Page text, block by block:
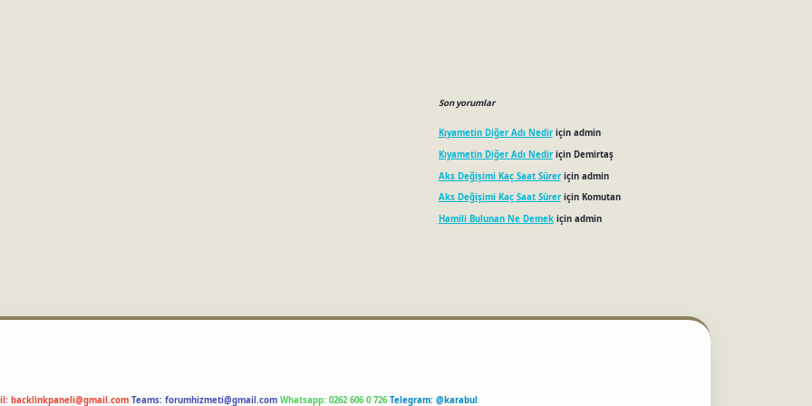
Son yorumlar
Kıyametin Diğer Adı Nediriçin admin
Kıyametin Diğer Adı Nediriçin Demirtaş
Aks Değişimi Kaç Saat Süreriçin admin
Aks Değişimi Kaç Saat Süreriçin Komutan
Hamili Bulunan Ne Demekiçin admin
backlinkpaneli@gmail.com Teams: forumhizmeti@gmail.com Whatsapp: 0262 606 0 726 Telegram: @karabul